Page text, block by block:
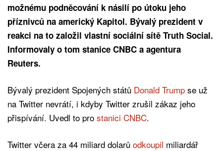
možnému podněcování k násilí po útoku jeho
příznivců na americký Kapitol. Bývalý prezident v
reakci na to založil vlastní sociální sítě Truth Social.
Informovaly o tom stanice CNBC a agentura
Reuters.
Bývalý prezident Spojených států Donald Trump se už
na Twitter nevrátí, i kdyby Twitter zrušil zákaz jeho
přispívání. Uvedl to pro stanici CNBC.
Twitter včera za 44 miliard dolarů odkoupil miliardář